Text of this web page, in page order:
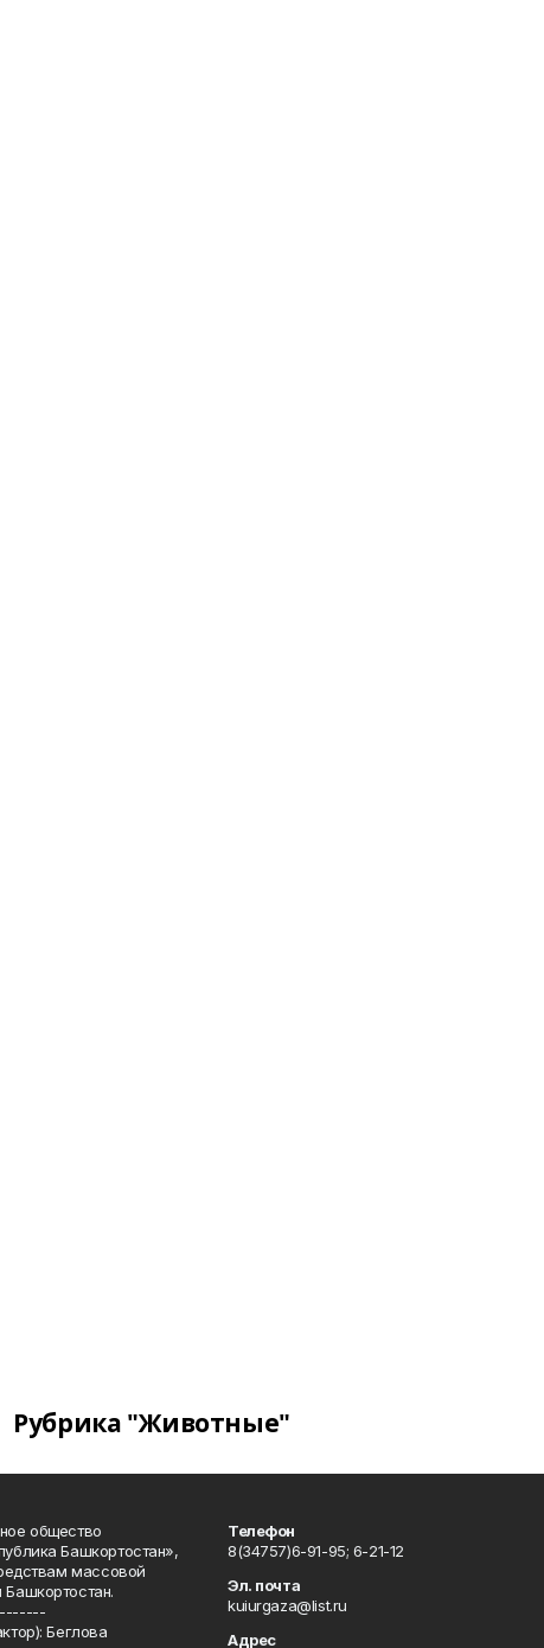
Рубрика "Животные"
общество
Башкортостан»,
массовой
Беглова
Телефон
8(34757)6-91-95; 6-21-12
Эл. почта
kuiurgaza@list.ru
Адрес